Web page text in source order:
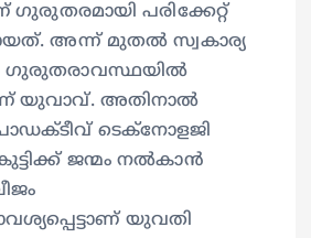
ഗുരുതരമായി പരിക്കേറ്റ്
അന്ന് മുതൽ സ്വകാര്യ
ഗുരുതരാവസ്ഥയിൽ
യുവാവ്. അതിനാൽ
ടെക്നോളജി
കുട്ടിക്ക് ജന്മം നൽകാൻ
യുവതി